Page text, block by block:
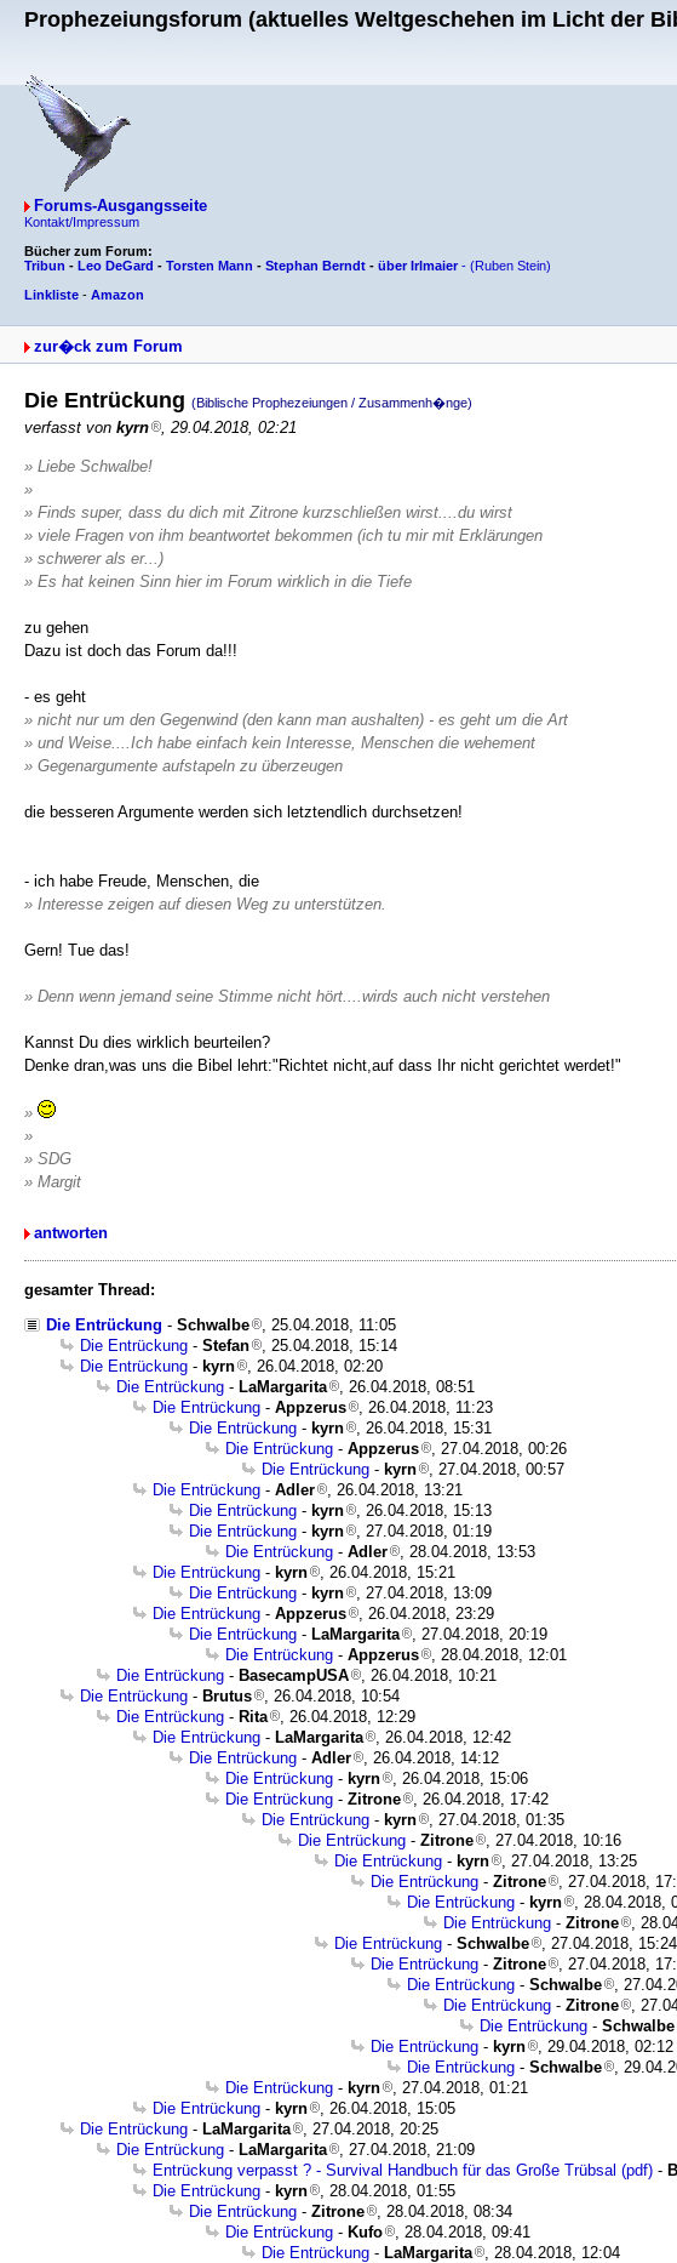
Prophezeiungsforum (aktuelles Weltgeschehen im Licht der
Forums-Ausgangsseite
Kontakt/Impressum
Bücher zum Forum:
Tribun - Leo DeGard - Torsten Mann - Stephan Berndt - über Irlmaier - (Ruben Stein)
Linkliste - Amazon
zur�ck zum Forum
Die Entrückung (Biblische Prophezeiungen / Zusammenh�nge)
verfasst von kyrn , 29.04.2018, 02:21
» Liebe Schwalbe!
»
» Finds super, dass du dich mit Zitrone kurzschließen wirst....du wirst
» viele Fragen von ihm beantwortet bekommen (ich tu mir mit Erklärungen
» schwerer als er...)
» Es hat keinen Sinn hier im Forum wirklich in die Tiefe
zu gehen
Dazu ist doch das Forum da!!!
- es geht
» nicht nur um den Gegenwind (den kann man aushalten) - es geht um die Art
» und Weise....Ich habe einfach kein Interesse, Menschen die wehement
» Gegenargumente aufstapeln zu überzeugen
die besseren Argumente werden sich letztendlich durchsetzen!
- ich habe Freude, Menschen, die
» Interesse zeigen auf diesen Weg zu unterstützen.
Gern! Tue das!
» Denn wenn jemand seine Stimme nicht hört....wirds auch nicht verstehen
Kannst Du dies wirklich beurteilen?
Denke dran,was uns die Bibel lehrt:"Richtet nicht,auf dass Ihr nicht gerichtet werdet!"
»
»
» SDG
» Margit
antworten
gesamter Thread:
Die Entrückung - Schwalbe
, 25.04.2018, 11:05
Die Entrückung - Stefan
, 25.04.2018, 15:14
Die Entrückung - kyrn
, 26.04.2018, 02:20
Die Entrückung - LaMargarita
, 26.04.2018, 08:51
Die Entrückung - Appzerus
, 26.04.2018, 11:23
Die Entrückung - kyrn
, 26.04.2018, 15:31
Die Entrückung - Appzerus
, 27.04.2018, 00:26
Die Entrückung - kyrn
, 27.04.2018, 00:57
Die Entrückung - Adler
, 26.04.2018, 13:21
Die Entrückung - kyrn
, 26.04.2018, 15:13
Die Entrückung - kyrn
, 27.04.2018, 01:19
Die Entrückung - Adler
, 28.04.2018, 13:53
Die Entrückung - kyrn
, 26.04.2018, 15:21
Die Entrückung - kyrn
, 27.04.2018, 13:09
Die Entrückung - Appzerus
, 26.04.2018, 23:29
Die Entrückung - LaMargarita
, 27.04.2018, 20:19
Die Entrückung - Appzerus
, 28.04.2018, 12:01
Die Entrückung - BasecampUSA
, 26.04.2018, 10:21
Die Entrückung - Brutus
, 26.04.2018, 10:54
Die Entrückung - Rita
, 26.04.2018, 12:29
Die Entrückung - LaMargarita
, 26.04.2018, 12:42
Die Entrückung - Adler
, 26.04.2018, 14:12
Die Entrückung - kyrn
, 26.04.2018, 15:06
Die Entrückung - Zitrone
, 26.04.2018, 17:42
Die Entrückung - kyrn
, 27.04.2018, 01:35
Die Entrückung - Zitrone
, 27.04.2018, 10:16
Die Entrückung - kyrn
, 27.04.2018, 13:25
Die Entrückung - Zitrone
, 27.04.2018,
Die Entrückung - kyrn
, 28.04.2018,
Die Entrückung - Zitrone
,
Die Entrückung - Schwalbe
, 27.04.2018, 15:24
Die Entrückung - Zitrone
, 27.04.2018,
Die Entrückung - Schwalbe
,
Die Entrückung - Zitrone
,
Die Entrückung - Schwalbe
Die Entrückung - kyrn
, 29.04.2018, 02:12
Die Entrückung - Schwalbe
,
Die Entrückung - kyrn
, 27.04.2018, 01:21
Die Entrückung - kyrn
, 26.04.2018, 15:05
Die Entrückung - LaMargarita
, 27.04.2018, 20:25
Die Entrückung - LaMargarita
, 27.04.2018, 21:09
Entrückung verpasst ? - Survival Handbuch für das Große Trübsal (pdf) -
Die Entrückung - kyrn
, 28.04.2018, 01:55
Die Entrückung - Zitrone
, 28.04.2018, 08:34
Die Entrückung - Kufo
, 28.04.2018, 09:41
Die Entrückung - LaMargarita
, 28.04.2018, 12:04